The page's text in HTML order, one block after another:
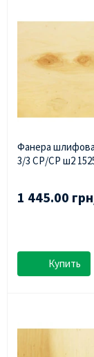
Фанера
3/3 СР/СР ш2
1 445.00
Купить